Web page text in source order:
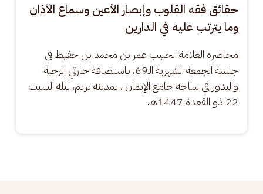
حقائق فقه القلوب وإبصار الأعين وسماع الآذان
وما يترتب عليه في الدارين
محاضرة العلامة الحبيب عمر بن محمد بن حفيظ في
جلسة الجمعة الشهرية الـ69، باستضافة حارتي الرحبة
والبدور في ساحة جامع الإيمان ، بمدينة تريم، ليلة السبت
22 ذو القعدة 1447هـ،